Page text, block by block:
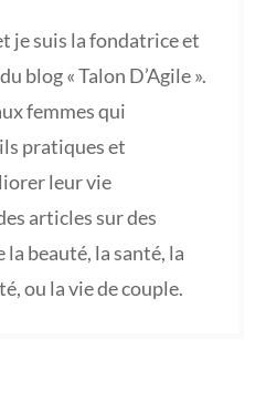
je suis la fondatrice et
blog « Talon D’Agile ».
femmes qui
pratiques et
leur vie
articles sur des
beauté, la santé, la
ou la vie de couple.